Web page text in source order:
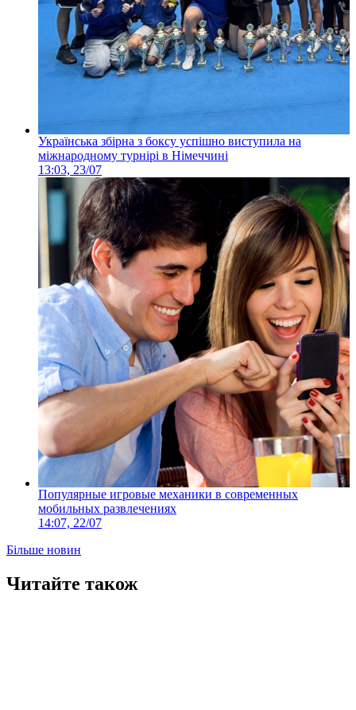
Українська збірна з боксу успішно виступила на
міжнародному турнірі в Німеччині
13:03, 23/07
Популярные игровые механики в современных
мобильных развлечениях
14:07, 22/07
Більше новин
Читайте також